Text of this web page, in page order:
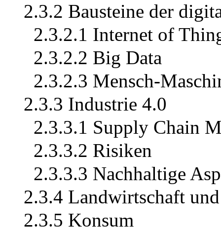
2.3.2 Bausteine der
2.3.2.1 Internet of
2.3.2.2 Big Data
2.3.2.3 Mensch-
2.3.3 Industrie 4.0
2.3.3.1 Supply Chain
2.3.3.2 Risiken
2.3.3.3 Nachhaltige
2.3.4 Landwirtschaft
2.3.5 Konsum